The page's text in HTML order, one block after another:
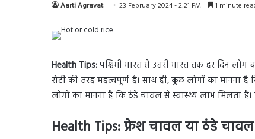
Aarti Agravat 23 February 2024 - 2:21 PM 1 minute
Health Tips:पश्चिमी भारत से उत्तरी भारत तक हर दिन
रोटी की तरह महत्वपूर्ण है। साथ ही, कुछ लोगों का मानना
लोगों का मानना है कि ठंडे चावल से स्वास्थ्य लाभ
Health Tips: फ्रेश चावल या ठंडे चावल